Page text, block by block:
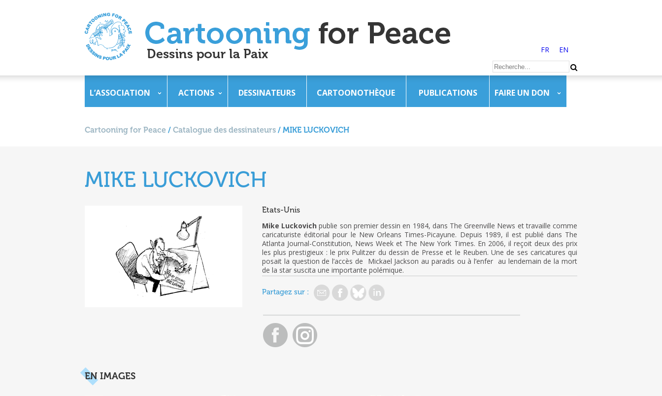
FR EN
L’ASSOCIATION ACTIONS DESSINATEURS CARTOONOTHÈQUE PUBLICATIONS FAIRE UN DON
Cartooning for Peace / Catalogue des dessinateurs / MIKE LUCKOVICH
MIKE LUCKOVICH
Etats-Unis
Mike Luckovich publie son premier dessin en 1984, dans The Greenville News et travaille comme
caricaturiste éditorial pour le New Orleans Times-Picayune. Depuis 1989, il est publié dans The
Atlanta Journal-Constitution, News Week et The New York Times. En 2006, il reçoit deux des prix
les plus prestigieux : le prix Pulitzer du dessin de Presse et le Reuben. Une de ses caricatures qui
posait la question de l’accès de Mickael Jackson au paradis ou à l’enfer au lendemain de la mort
de la star suscita une importante polémique.
Partagez sur :
EN IMAGES